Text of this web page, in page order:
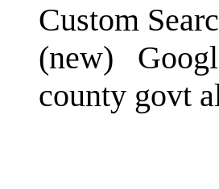
Custom
(new)
county govt